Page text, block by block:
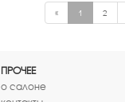
« 1 2
ПРОЧЕЕ
о салоне